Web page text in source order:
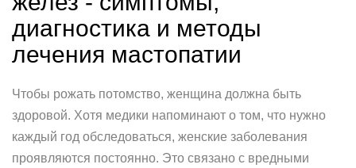
диагностика и методы
лечения мастопатии
Чтобы рожать потомство, женщина должна быть
здоровой. Хотя медики напоминают о том, что нужно
каждый год обследоваться, женские заболевания
проявляются постоянно. Это связано с вредными